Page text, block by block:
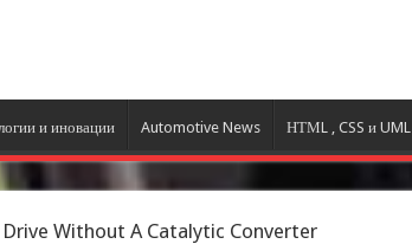
и иновации Automotive News НТМL , CSS и UML
Without A Catalytic Converter